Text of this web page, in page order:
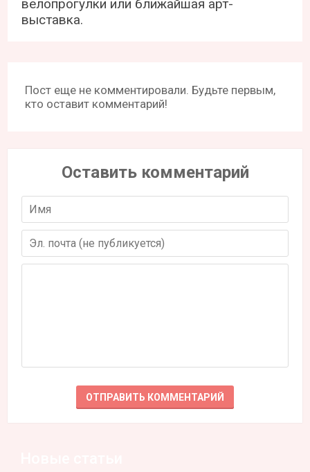
велопрогулки или ближайшая арт-
выставка.
Пост еще не комментировали. Будьте первым,
кто оставит комментарий!
Оставить комментарий